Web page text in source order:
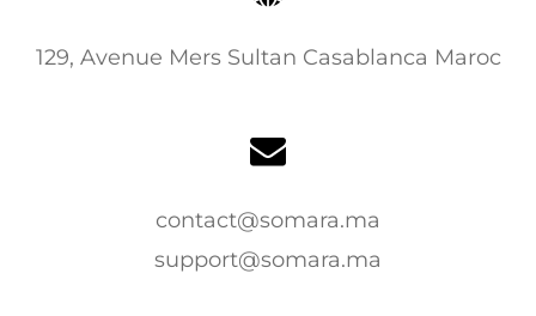
129, Avenue Mers Sultan Casablanca Maroc
contact@somara.ma
support@somara.ma